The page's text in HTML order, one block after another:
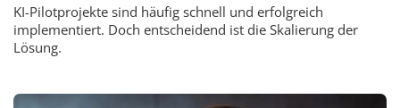
KI-Pilotprojekte sind häufig schnell und erfolgreich
implementiert. Doch entscheidend ist die Skalierung der
Lösung.